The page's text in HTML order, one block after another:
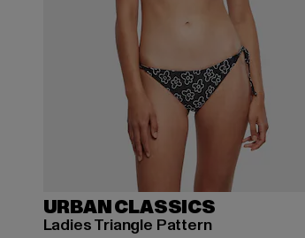
URBAN CLASSICS
Ladies Triangle Pattern